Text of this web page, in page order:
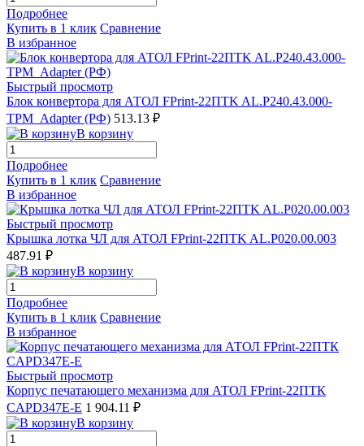
Подробнее
Купить в 1 клик Сравнение
В избранное
Быстрый просмотр
Блок конвертора для АТОЛ FPrint-22ПТK AL.P240.43.000-
TPM_Adapter (РФ) 513.13 ₽
В корзину
Подробнее
Купить в 1 клик Сравнение
В избранное
Быстрый просмотр
Крышка лотка ЧЛ для АТОЛ FPrint-22ПТK AL.P020.00.003
487.91 ₽
В корзину
Подробнее
Купить в 1 клик Сравнение
В избранное
Быстрый просмотр
Корпус печатающего механизма для АТОЛ FPrint-22ПТК
CAPD347E-E 1 904.11 ₽
В корзину